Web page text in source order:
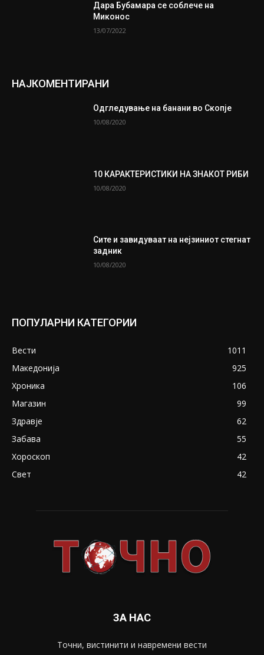
Дара Бубамара се соблече на
Миконос
13/07/2022
НАЈКОМЕНТИРАНИ
Одгледување на банани во Скопје
10/08/2020
10 КАРАКТЕРИСТИКИ НА ЗНАКОТ РИБИ
10/08/2020
Сите и завидуваат на нејзиниот стегнат
задник
10/08/2020
ПОПУЛАРНИ КАТЕГОРИИ
Вести
1011
Македонија
925
Хроника
106
Магазин
99
Здравје
62
Забава
55
Хороскоп
42
Свет
42
ЗА НАС
Точни, вистинити и навремени вести